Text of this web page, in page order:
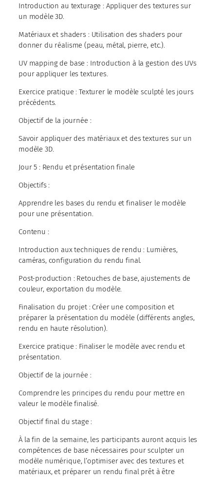
Introduction au texturage : Appliquer des textures sur
un modèle 3D.
Matériaux et shaders : Utilisation des shaders pour
donner du réalisme (peau, métal, pierre, etc.).
UV mapping de base : Introduction à la gestion des UVs
pour appliquer les textures.
Exercice pratique : Texturer le modèle sculpté les jours
précédents.
Objectif de la journée :
Savoir appliquer des matériaux et des textures sur un
modèle 3D.
Jour 5 : Rendu et présentation finale
Objectifs :
Apprendre les bases du rendu et finaliser le modèle
pour une présentation.
Contenu :
Introduction aux techniques de rendu : Lumières,
caméras, configuration du rendu final.
Post-production : Retouches de base, ajustements de
couleur, exportation du modèle.
Finalisation du projet : Créer une composition et
préparer la présentation du modèle (différents angles,
rendu en haute résolution).
Exercice pratique : Finaliser le modèle avec rendu et
présentation.
Objectif de la journée :
Comprendre les principes du rendu pour mettre en
valeur le modèle finalisé.
Objectif final du stage :
À la fin de la semaine, les participants auront acquis les
compétences de base nécessaires pour sculpter un
modèle numérique, l’optimiser avec des textures et
matériaux, et préparer un rendu final prêt à être